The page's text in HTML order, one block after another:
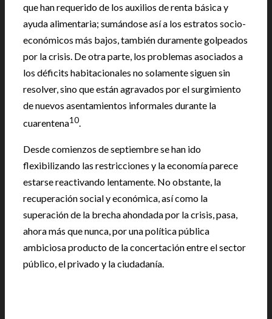
que han requerido de los auxilios de renta básica y
ayuda alimentaria; sumándose así a los estratos socio-
económicos más bajos, también duramente golpeados
por la crisis. De otra parte, los problemas asociados a
los déficits habitacionales no solamente siguen sin
resolver, sino que están agravados por el surgimiento
de nuevos asentamientos informales durante la
cuarentena10.
Desde comienzos de septiembre se han ido
flexibilizando las restricciones y la economía parece
estarse reactivando lentamente. No obstante, la
recuperación social y económica, así como la
superación de la brecha ahondada por la crisis, pasa,
ahora más que nunca, por una política pública
ambiciosa producto de la concertación entre el sector
público, el privado y la ciudadanía.